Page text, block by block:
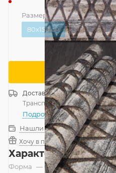
Размер — 80x150 см
80x150 см
200x290 см
Сообщить о
ДоставкаРоссия
Транспортной компанией—
Подробнее
Нашли дешевле?
Хочу в подарок
Характеристики
Форма — Прямоугольник